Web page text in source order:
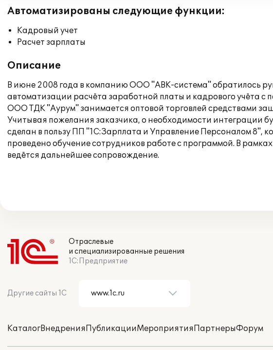
Автоматизированы следующие функции:
Кадровый учет
Расчет зарплаты
Описание
В июне 2008 года в компанию ООО "АВК-система" обратилось
автоматизации расчёта заработной платы и кадрового учёта
ООО ТДК "Аурум" занимается оптовой торговлей средствами
Учитывая пожелания заказчика, о необходимости интеграции
сделан в пользу ПП "1С:Зарплата и Управление Персоналом 8",
проведено обучение сотрудников работе с программой. В
ведётся дальнейшее сопровождение.
Отраслевые
и специализированные решения
1С:Предприятие
Другие сайты 1С
КаталогВнедренияПубликацииМероприятияПартнерыФорум